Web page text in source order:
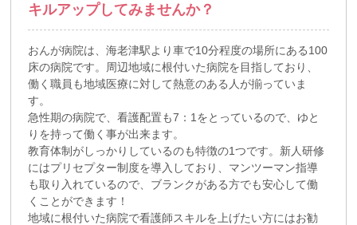
キルアップしてみませんか？
おんが病院は、海老津駅より車で10分程度の場所にある100
床の病院です。周辺地域に根付いた病院を目指しており、
働く職員も地域医療に対して熱意のある人が揃っていま
す。
急性期の病院で、看護配置も7：1をとっているので、ゆと
りを持って働く事が出来ます。
教育体制がしっかりしているのも特徴の1つです。新人研修
にはプリセプター制度を導入しており、マンツーマン指導
も取り入れているので、ブランクがある方でも安心して働
くことができます！
地域に根付いた病院で看護師スキルを上げたい方にはお勧